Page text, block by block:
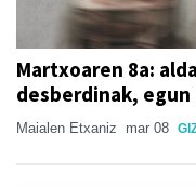
Martxoaren 8a:
desberdinak,
Maialen Etxaniz mar 08